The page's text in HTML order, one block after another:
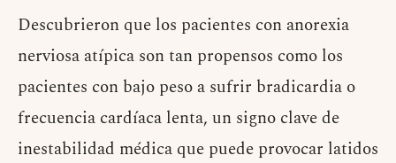
Descubrieron que los pacientes con anorexia
nerviosa atípica son tan propensos como los
pacientes con bajo peso a sufrir bradicardia o
frecuencia cardíaca lenta, un signo clave de
inestabilidad médica que puede provocar latidos